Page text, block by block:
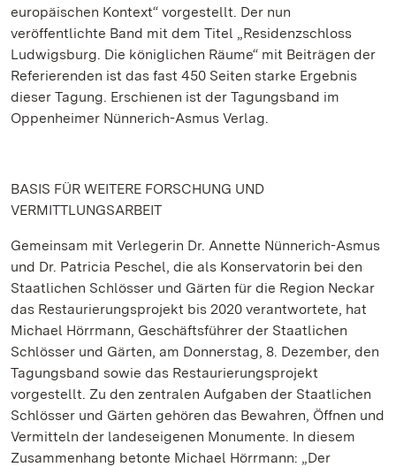
europäischen Kontext“ vorgestellt. Der nun
veröffentlichte Band mit dem Titel „Residenzschloss
Ludwigsburg. Die königlichen Räume“ mit Beiträgen der
Referierenden ist das fast 450 Seiten starke Ergebnis
dieser Tagung. Erschienen ist der Tagungsband im
Oppenheimer Nünnerich-Asmus Verlag.
BASIS FÜR WEITERE FORSCHUNG UND
VERMITTLUNGSARBEIT
Gemeinsam mit Verlegerin Dr. Annette Nünnerich-Asmus
und Dr. Patricia Peschel, die als Konservatorin bei den
Staatlichen Schlösser und Gärten für die Region Neckar
das Restaurierungsprojekt bis 2020 verantwortete, hat
Michael Hörrmann, Geschäftsführer der Staatlichen
Schlösser und Gärten, am Donnerstag, 8. Dezember, den
Tagungsband sowie das Restaurierungsprojekt
vorgestellt. Zu den zentralen Aufgaben der Staatlichen
Schlösser und Gärten gehören das Bewahren, Öffnen und
Vermitteln der landeseigenen Monumente. In diesem
Zusammenhang betonte Michael Hörrmann: „Der